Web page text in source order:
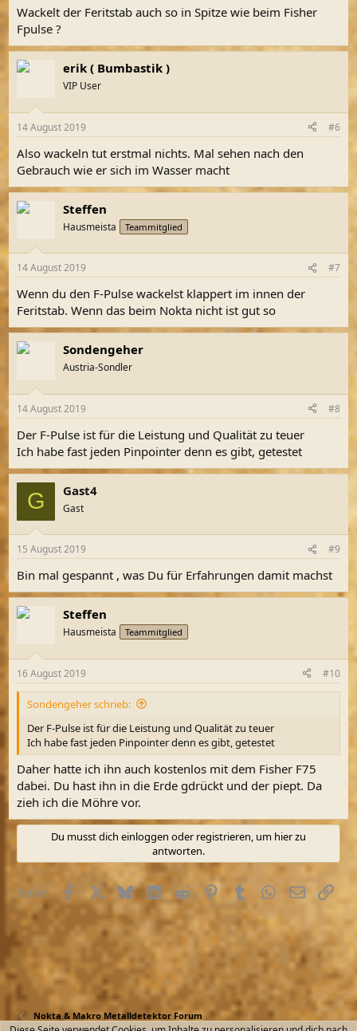
:
Wackelt der Feritstab auch so in Spitze wie beim Fisher
Fpulse ?
erik ( Bumbastik )
VIP User
14 August 2019 #6
Also wackeln tut erstmal nichts. Mal sehen nach den
Gebrauch wie er sich im Wasser macht
Steffen
Hausmeista Teammitglied
14 August 2019 #7
Wenn du den F-Pulse wackelst klappert im innen der
Feritstab. Wenn das beim Nokta nicht ist gut so
Sondengeher
Austria-Sondler
14 August 2019 #8
Der F-Pulse ist für die Leistung und Qualität zu teuer
Ich habe fast jeden Pinpointer denn es gibt, getestet
G Gast4
Gast
15 August 2019 #9
Bin mal gespannt , was Du für Erfahrungen damit machst
Steffen
Hausmeista Teammitglied
16 August 2019 #10
Sondengeher schrieb:
Der F-Pulse ist für die Leistung und Qualität zu teuer
Ich habe fast jeden Pinpointer denn es gibt, getestet
Daher hatte ich ihn auch kostenlos mit dem Fisher F75
dabei. Du hast ihn in die Erde gdrückt und der piept. Da
zieh ich die Möhre vor.
Du musst dich einloggen oder registrieren, um hier zu
antworten.
Teilen: FacebookX (Twitter)
BlueskyLinkedInReddit PinterestTumblrWhatsApp
E-MailLink
Nokta & Makro Metalldetektor Forum